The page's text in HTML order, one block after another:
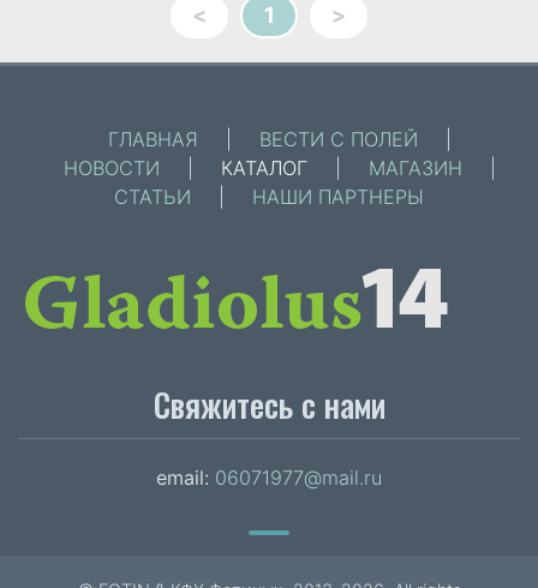
< 1 >
ГЛАВНАЯ ВЕСТИ С ПОЛЕЙ
НОВОСТИ
КАТАЛОГ МАГАЗИН
СТАТЬИ
НАШИ ПАРТНЕРЫ
Свяжитесь с нами
email: 06071977@mail.ru